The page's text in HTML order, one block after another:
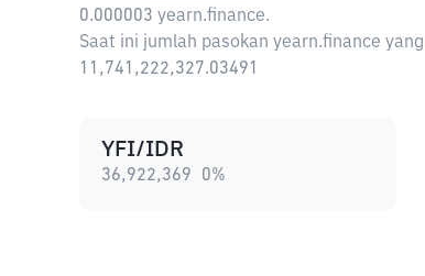
0.000003 yearn.finance.
Saat ini jumlah pasokan yearn.finance
11,741,222,327.03491
YFI/IDR
36,922,369 0%